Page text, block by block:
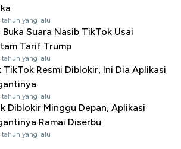
tahun yang lalu
Buka Suara Nasib TikTok Usai
Tarif Trump
tahun yang lalu
TikTok Resmi Diblokir, Ini Dia Aplikasi
tahun yang lalu
Diblokir Minggu Depan, Aplikasi
Ramai Diserbu
tahun yang lalu